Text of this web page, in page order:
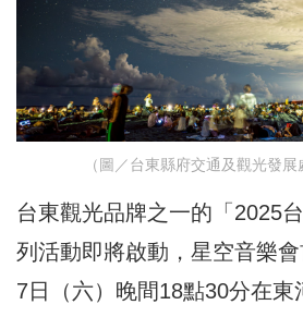
（圖／台東縣府交通及觀光發展
台東觀光品牌之一的「2025
列活動即將啟動，星空音樂
7日（六）晚間18點30分在